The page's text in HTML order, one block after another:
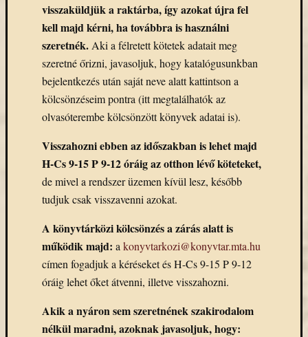
visszaküldjük a raktárba, így azokat újra fel
kell majd kérni, ha továbbra is használni
szeretnék. Aki a félretett kötetek adatait meg
szeretné őrizni, javasoljuk, hogy katalógusunkban
bejelentkezés után saját neve alatt kattintson a
kölcsönzéseim pontra (itt megtalálhatók az
olvasóterembe kölcsönzött könyvek adatai is).
Visszahozni ebben az időszakban is lehet majd
H-Cs 9-15 P 9-12 óráig az otthon lévő köteteket,
de mivel a rendszer üzemen kívül lesz, később
tudjuk csak visszavenni azokat.
A könyvtárközi kölcsönzés a zárás alatt is
működik majd: a konyvtarkozi@konyvtar.mta.hu
címen fogadjuk a kéréseket és H-Cs 9-15 P 9-12
óráig lehet őket átvenni, illetve visszahozni.
Akik a nyáron sem szeretnének szakirodalom
nélkül maradni, azoknak javasoljuk, hogy: